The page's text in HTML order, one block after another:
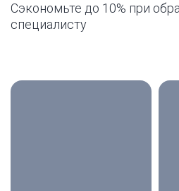
Сэкономьте до 10% при
специалисту